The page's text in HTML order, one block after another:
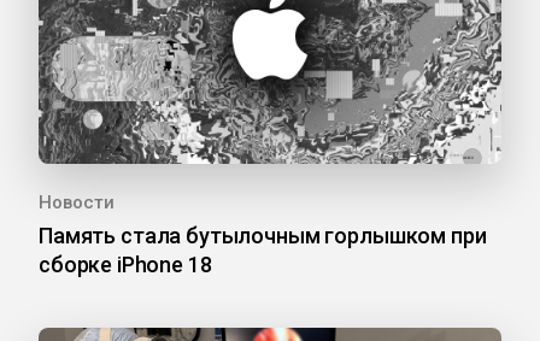
Новости
Память стала бутылочным горлышком при
сборке iPhone 18